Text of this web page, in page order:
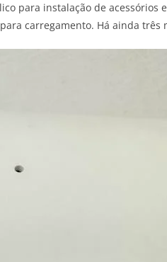
para instalação de acessórios
carregamento. Há ainda